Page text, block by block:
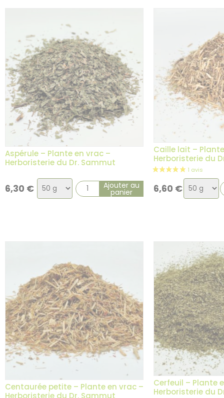
Aspérule – Plante en vrac –
Herboristerie du Dr. Sammut
6,30 €
Choix
de
Ajouter au
panier
Caille lait –
Herboristerie du
6,60 € Choix
de
Centaurée petite – Plante en vrac –
Cerfeuil – Plante
Herboristerie du